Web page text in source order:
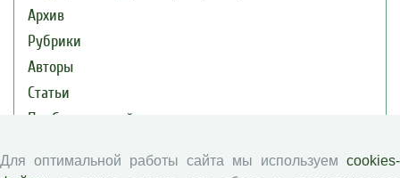
Архив
Рубрики
Авторы
Статьи
Подборка статей
Авторам
Для оптимальной работы сайта мы используем cookies-